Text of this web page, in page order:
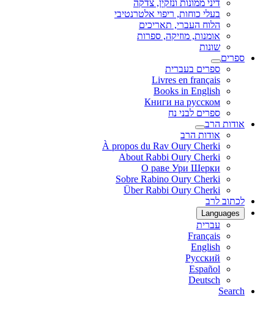
דיני ממונות ונזקין, צדקה
בעלי כוחות, ריפוי אלטרנטיבי
הלוח העברי, תאריכים
אומנות, מוזיקה, ספרות
שונות
ספרים
ספרים בעברית
Livres en français
Books in English
Книги на русском
ספרים לבני נח
אודות הרב
אודות הרב
À propos du Rav Oury Cherki
About Rabbi Oury Cherki
О раве Ури Шерки
Sobre Rabino Oury Cherki
Über Rabbi Oury Cherki
לכתוב לרב
Languages
עברית
Français
English
Русский
Español
Deutsch
Search